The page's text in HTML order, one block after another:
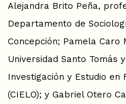
Alejandra Brito Peña,
Departamento de
Concepción; Pamela Caro
Universidad Santo Tomás
Investigación y Estudio en
(CIELO); y Gabriel Otero